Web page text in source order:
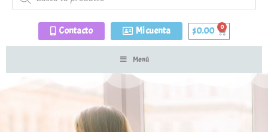
Contacto Mi cuenta $0.00
Menú